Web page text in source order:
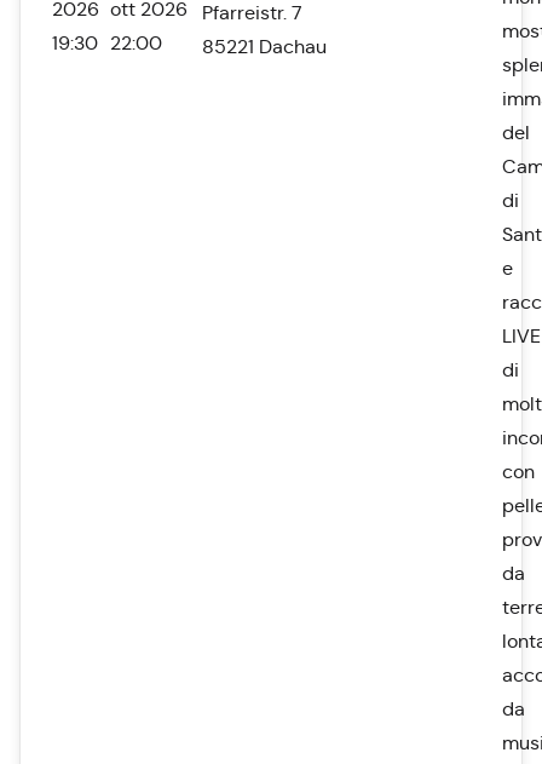
2026
19:30
ott 2026
22:00
Pfarreistr. 7
85221 Dachau
del
di
e
LIVE
di
con
da
da